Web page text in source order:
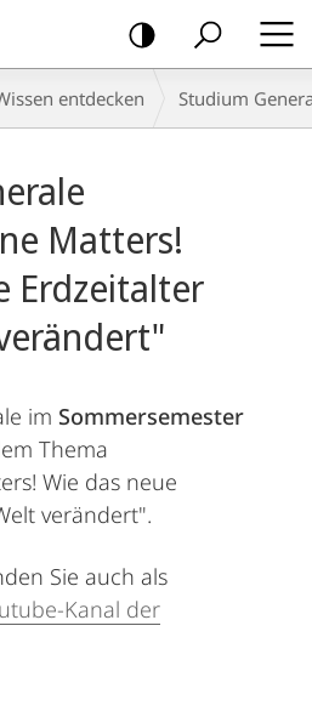
entdecken Studium
Matters!
Erdzeitalter
im Sommersemester
Thema
Wie das neue
verändert".
Sie auch als
Kanal der